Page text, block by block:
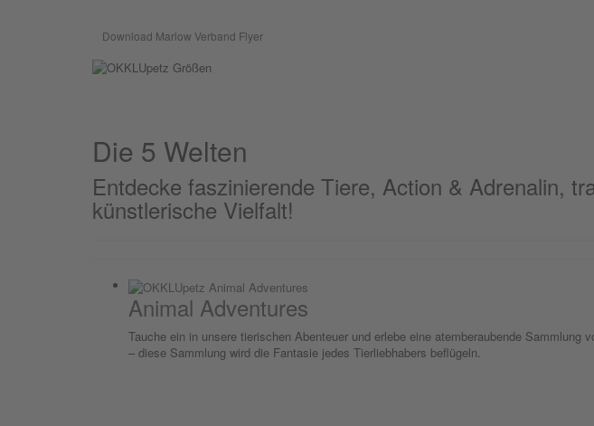
Download Marlow Verband Flyer
Die 5 Welten
Entdecke faszinierende Tiere, Action & Adrenalin,
künstlerische Vielfalt!
Animal Adventures
Tauche ein in unsere tierischen Abenteuer und erlebe eine atemberaubende
– diese Sammlung wird die Fantasie jedes Tierliebhabers beflügeln.